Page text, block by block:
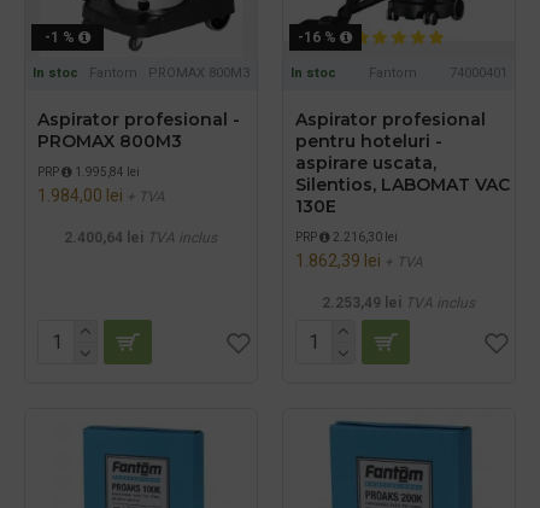
-1 %
In stoc Fantom PROMAX 800M3
Aspirator profesional -
PROMAX 800M3
PRP 1.995,84 lei
1.984,00 lei + TVA
2.400,64 lei TVA inclus
-16 %
In stoc Fantom 74000401
Aspirator profesional
pentru hoteluri -
aspirare uscata,
Silentios, LABOMAT VAC
130E
PRP 2.216,30 lei
1.862,39 lei + TVA
2.253,49 lei TVA inclus